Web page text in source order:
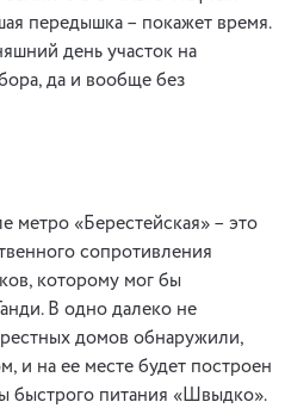
передышка – покажет время.
день участок на
да и вообще без
метро «Берестейская» – это
сопротивления
которому мог бы
В одно далеко не
домов обнаружили,
и на ее месте будет построен
быстрого питания «Швыдко».